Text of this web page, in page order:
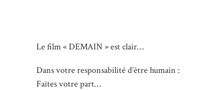
Le film « DEMAIN » est clair…
Dans votre responsabilité d’être humain :
Faites votre part…